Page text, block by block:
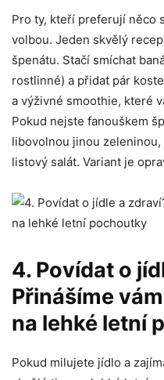
Pro ty, kteří preferují něco
volbou. Jeden skvělý
⁤špenátu. Stačí ‍smíchat
rostlinné) a přidat pár
a výživné⁣ smoothie, které‍
Pokud nejste fanouškem
libovolnou jinou
listový salát. Variant je
4. Povídat o
Přinášíme
na lehké letní
Pokud milujete jídlo a